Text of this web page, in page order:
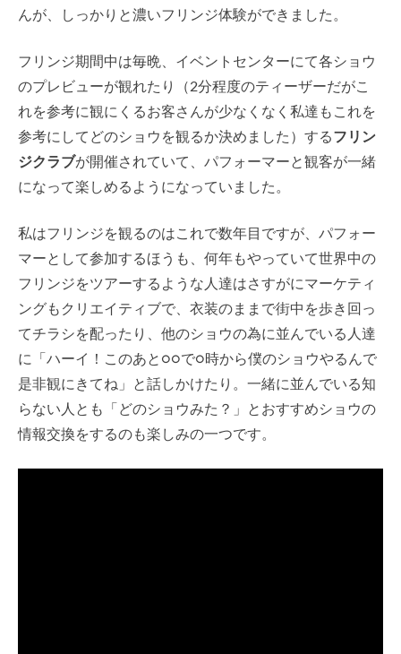
んが、しっかりと濃いフリンジ体験ができました。
フリンジ期間中は毎晩、イベントセンターにて各ショウ
のプレビューが観れたり（2分程度のティーザーだがこ
れを参考に観にくるお客さんが少なくなく私達もこれを
参考にしてどのショウを観るか決めました）するフリン
ジクラブが開催されていて、パフォーマーと観客が一緒
になって楽しめるようになっていました。
私はフリンジを観るのはこれで数年目ですが、パフォー
マーとして参加するほうも、何年もやっていて世界中の
フリンジをツアーするような人達はさすがにマーケティ
ングもクリエイティブで、衣装のままで街中を歩き回っ
てチラシを配ったり、他のショウの為に並んでいる人達
に「ハーイ！このあと○○で○時から僕のショウやるんで
是非観にきてね」と話しかけたり。一緒に並んでいる知
らない人とも「どのショウみた？」とおすすめショウの
情報交換をするのも楽しみの一つです。